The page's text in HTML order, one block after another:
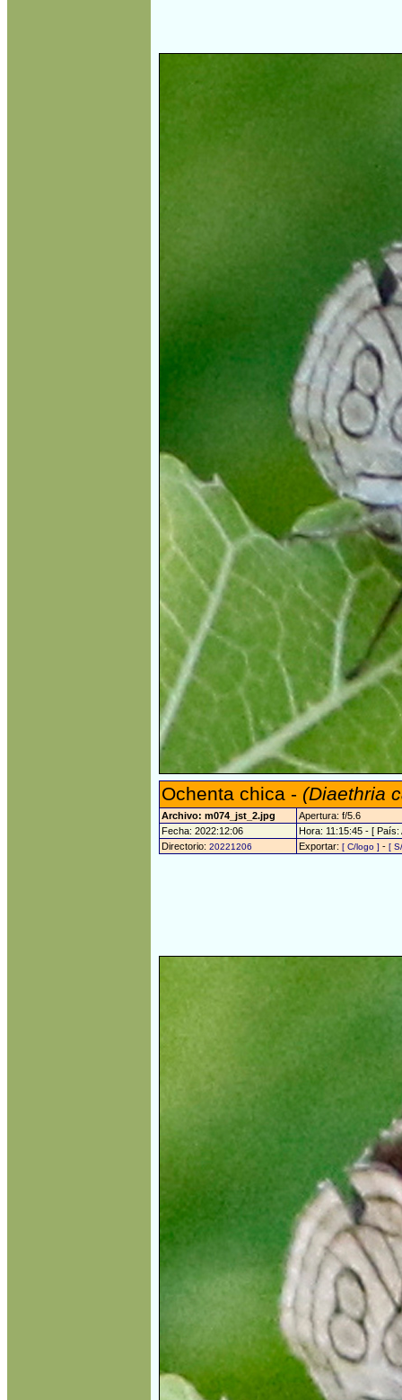
Ochenta chica - (Diaethria
Archivo: m074_jst_2.jpg
Apertura: f/5.6
Fecha: 2022:12:06
Hora: 11:15:45 - [ País:
Directorio: 20221206 Exportar: [ C/logo ] - [